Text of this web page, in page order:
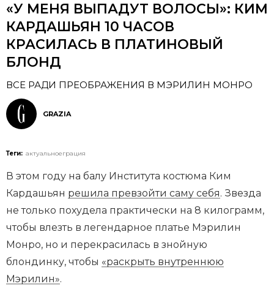
«У МЕНЯ ВЫПАДУТ ВОЛОСЫ»: КИМ
КАРДАШЬЯН 10 ЧАСОВ
КРАСИЛАСЬ В ПЛАТИНОВЫЙ
БЛОНД
ВСЕ РАДИ ПРЕОБРАЖЕНИЯ В МЭРИЛИН МОНРО
GRAZIA
Теги: актуальноеграция
В этом году на балу Института костюма Ким
Кардашьян решила превзойти саму себя. Звезда
не только похудела практически на 8 килограмм,
чтобы влезть в легендарное платье Мэрилин
Монро, но и перекрасилась в знойную
блондинку, чтобы «раскрыть внутреннюю
Мэрилин».